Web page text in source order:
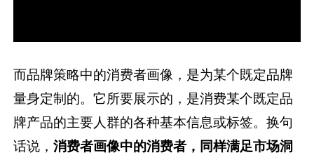
而品牌策略中的消费者画像，是为某个既定品牌
量身定制的。它所要展示的，是消费某个既定品
牌产品的主要人群的各种基本信息或标签。换句
话说，消费者画像中的消费者，同样满足市场洞